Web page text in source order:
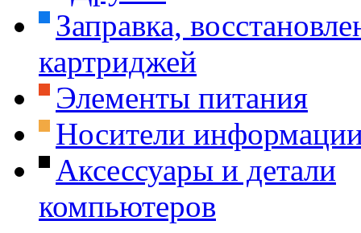
Заправка,
картриджей
Элементы питания
Носители
Аксессуары и детали
компьютеров